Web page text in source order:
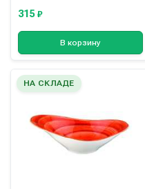
315 ₽
В корзину
НА СКЛАДЕ